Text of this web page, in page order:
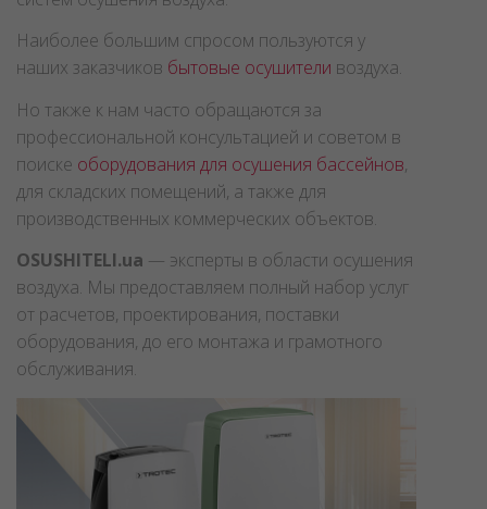
и сервисного обслуживания осушителей и
систем осушения воздуха.
Наиболее большим спросом пользуются у
наших заказчиковбытовые осушители
Но также к нам часто обращаются за
профессиональной консультацией и советом в
поискеоборудования для осушения бассейнов
для складских помещений, а также для
производственных коммерческих объектов.
OSUSHITELI.ua— эксперты в области осушения
воздуха. Мы предоставляем полный набор услуг
от расчетов, проектирования, поставки
оборудования, до его монтажа и грамотного
обслуживания.